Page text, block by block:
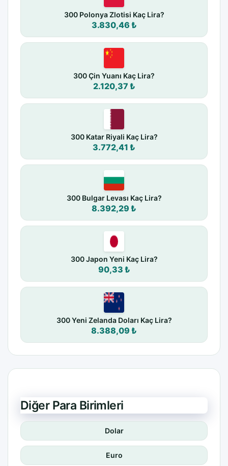
300 Polonya Zlotisi Kaç Lira?
3.830,46 ₺
300 Çin Yuanı Kaç Lira?
2.120,37 ₺
300 Katar Riyali Kaç Lira?
3.772,41 ₺
300 Bulgar Levası Kaç Lira?
8.392,29 ₺
300 Japon Yeni Kaç Lira?
90,33 ₺
300 Yeni Zelanda Doları Kaç Lira?
8.388,09 ₺
Diğer Para Birimleri
Dolar
Euro